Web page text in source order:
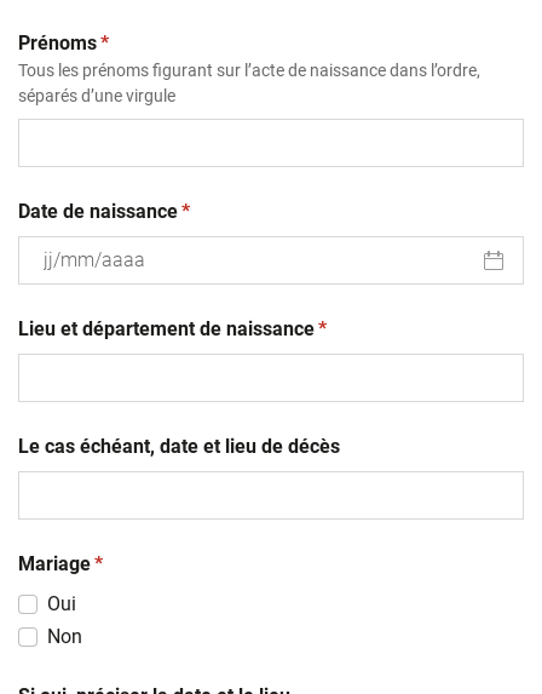
Prénoms(obligatoire)
*
Tous les prénoms figurant sur l’acte de naissance dans l’ordre,
séparés d’une virgule
Date de naissance(obligatoire)
*
slash
MM
Lieu et département de naissance(obligatoire)
*
Le cas échéant, date et lieu de décès
Mariage(obligatoire)
*
Oui
Non